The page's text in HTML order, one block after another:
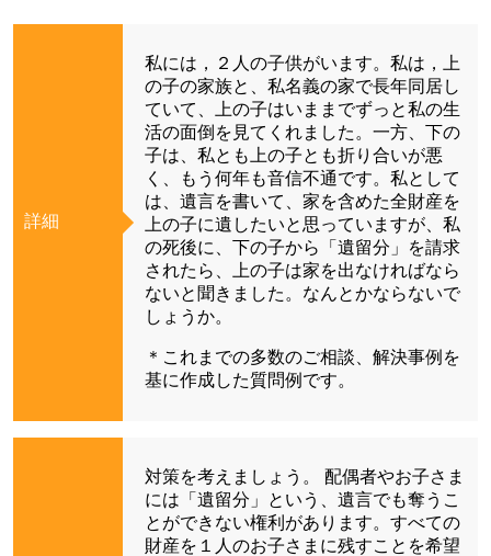
詳細
私には，２人の子供がいます。私は，上
の子の家族と、私名義の家で長年同居し
ていて、上の子はいままでずっと私の生
活の面倒を見てくれました。一方、下の
子は、私とも上の子とも折り合いが悪
く、もう何年も音信不通です。私として
は、遺言を書いて、家を含めた全財産を
上の子に遺したいと思っていますが、私
の死後に、下の子から「遺留分」を請求
されたら、上の子は家を出なければなら
ないと聞きました。なんとかならないで
しょうか。
＊これまでの多数のご相談、解決事例を
基に作成した質問例です。
対策を考えましょう。 配偶者やお子さま
には「遺留分」という、遺言でも奪うこ
とができない権利があります。すべての
財産を１人のお子さまに残すことを希望